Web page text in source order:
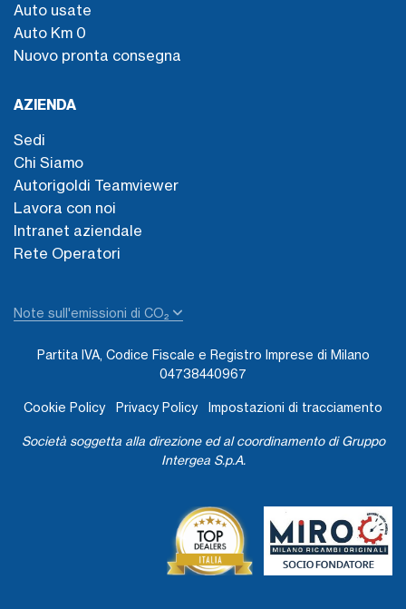
Auto usate
Auto Km 0
Nuovo pronta consegna
AZIENDA
Sedi
Chi Siamo
Autorigoldi Teamviewer
Lavora con noi
Intranet aziendale
Rete Operatori
Note sull'emissioni di CO₂
Partita IVA, Codice Fiscale e Registro Imprese di Milano
04738440967
Cookie Policy Privacy Policy Impostazioni di tracciamento
Società soggetta alla direzione ed al coordinamento di Gruppo
Intergea S.p.A.